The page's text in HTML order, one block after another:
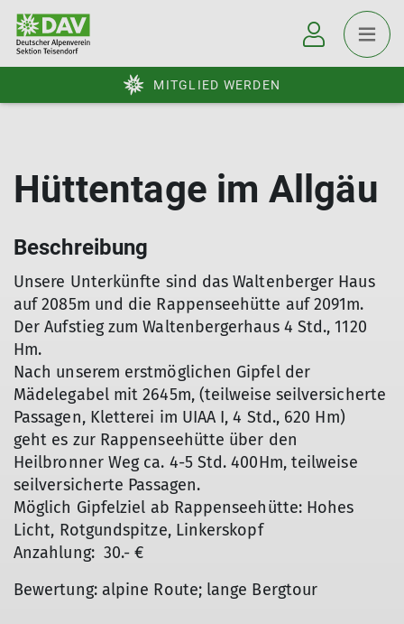
MITGLIED WERDEN
Hüttentage im Allgäu
Beschreibung
Unsere Unterkünfte sind das Waltenberger Haus
auf 2085m und die Rappenseehütte auf 2091m.
Der Aufstieg zum Waltenbergerhaus 4 Std., 1120
Hm.
Nach unserem erstmöglichen Gipfel der
Mädelegabel mit 2645m, (teilweise seilversicherte
Passagen, Kletterei im UIAA I, 4 Std., 620 Hm)
geht es zur Rappenseehütte über den
Heilbronner Weg ca. 4-5 Std. 400Hm, teilweise
seilversicherte Passagen.
Möglich Gipfelziel ab Rappenseehütte: Hohes
Licht, Rotgundspitze, Linkerskopf
Anzahlung: 30.- €
Bewertung: alpine Route; lange Bergtour